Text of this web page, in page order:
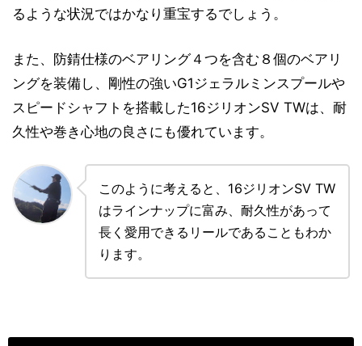
るような状況ではかなり重宝するでしょう。
また、防錆仕様のベアリング４つを含む８個のベアリ
ングを装備し、剛性の強いG1ジェラルミンスプールや
スピードシャフトを搭載した16ジリオンSV TWは、耐
久性や巻き心地の良さにも優れています。
このように考えると、16ジリオンSV TW
はラインナップに富み、耐久性があって
長く愛用できるリールであることもわか
ります。